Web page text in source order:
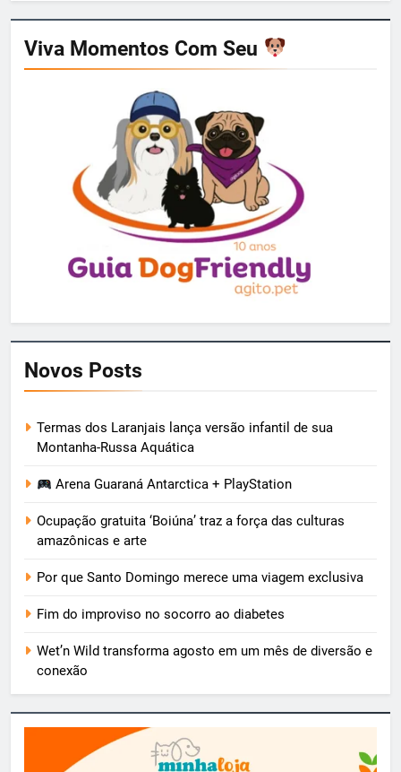
Viva Momentos Com Seu
Novos Posts
Termas dos Laranjais lança versão infantil de sua
Montanha-Russa Aquática
Arena Guaraná Antarctica + PlayStation
Ocupação gratuita ‘Boiúna’ traz a força das culturas
amazônicas e arte
Por que Santo Domingo merece uma viagem exclusiva
Fim do improviso no socorro ao diabetes
Wet’n Wild transforma agosto em um mês de diversão e
conexão